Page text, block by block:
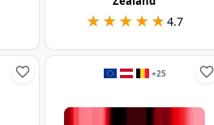
★★★★★
★★★★★ 4.7
+25